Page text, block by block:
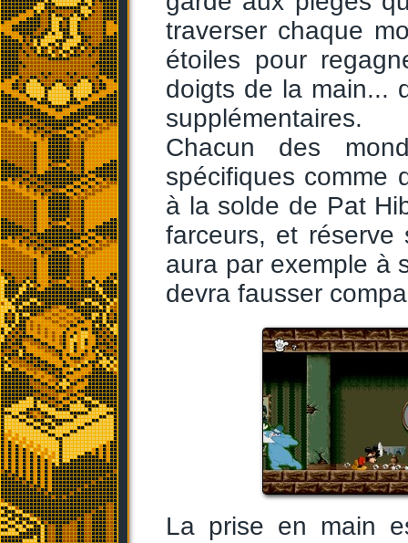
traverser chaque
étoiles pour
doigts de la main...
supplémentaires.
Chacun des
spécifiques comme
à la solde de Pat
farceurs, et
aura par exemple à
devra fausser
La prise en main